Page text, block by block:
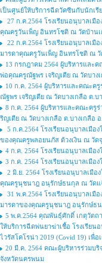
เป็นศูนย์ให้บริการฉีดวัคซีนกับนักเรี
27 ก.ค.2564 โรงเรียนอนุบาลเ
คุณครูวันเพ็ญ อินทรโชติ ณ วัดบ้านเ
22 ก.ค.2564 โรงเรียนอนุบาลเ
มารดาคุณครูวันเพ็ญ อินทรโชติ ณ วั
13 กรกฎาคม 2564 ผู้บริหารและ
พ่อคุณครูณัฐพร เจริญเตีย ณ วัดบางเ
10 ก.ค. 2564 ผู้บริหารและคณะ
ณัฐพร เจริญเตีย ณ วัดบางเกลือ ต.บ
8 ก.ค. 2564 ผู้บริหารและคณะค
ริญเตีย ณ วัดบางเกลือ ต.บางเกลือ อ
5 ก.ค.2564 โรงเรียนอนุบาลเมื
ของคุณครูพลอยนภัส ด้วงเงิน ณ วัด
4 ก.ค. 2564 โรงเรียนอนุบาลเมื
3 ก.ค. 2564 โรงเรียนอนุบาลเมื
2 มิ.ย. 2564 โรงเรียนอนุบาลเ
คุณครูนุชนาฎ อนุรักษ์ธนกุล ณ วัดแ
31 พ.ค.2564 โรงเรียนอนุบาลเ
มารดาของคุณครูนุชนาฎ อนุรักษ์ธ
5 พ.ค.2564 คุณพันธ์ุศักดิ์ เกตุวัตถ
ให้บริการฉีดพ่นยาฆ่าเชื้อ โรงเรียน
ไวรัสโคโรน่า 2019 (Covid 19) เพื่
20 มี.ค. 2564 คณะผู้บริหารร่วมบ
จังหวัดนครพนม